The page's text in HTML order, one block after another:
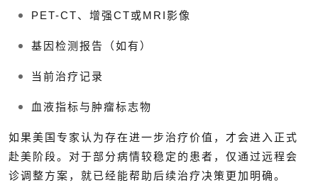
PET-CT、增强CT或MRI影像
基因检测报告（如有）
当前治疗记录
血液指标与肿瘤标志物
如果美国专家认为存在进一步治疗价值，才会进入正式
赴美阶段。对于部分病情较稳定的患者，仅通过远程会
诊调整方案，就已经能帮助后续治疗决策更加明确。